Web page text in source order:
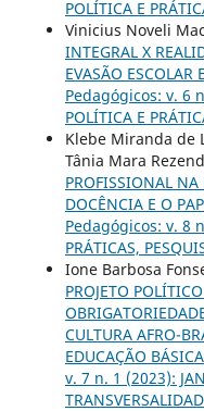
POLÍTICA E
Vinicius Noveli
INTEGRAL X
EVASÃO ESCOLAR
Pedagógicos: v. 6
POLÍTICA E
Klebe Miranda de
Tânia Mara
PROFISSIONAL
DOCÊNCIA E O
Pedagógicos: v. 8
PRÁTICAS,
Ione Barbosa
PROJETO
CULTURA AFRO-
EDUCAÇÃO
v. 7 n. 1 (2023):